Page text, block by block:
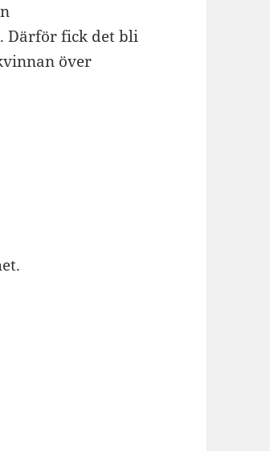
Därför fick det bli
över